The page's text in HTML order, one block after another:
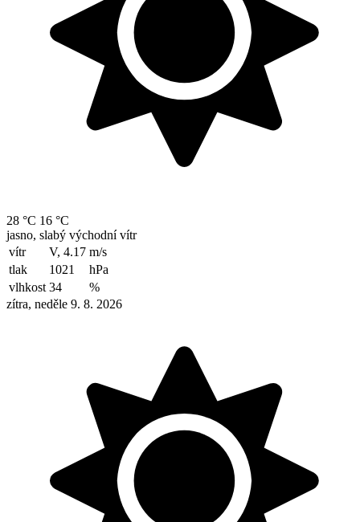
28 °C 16 °C
jasno, slabý východní vítr
vítr
V, 4.17 m/s
tlak
1021
hPa
vlhkost 34
%
zítra, neděle 9. 8. 2026